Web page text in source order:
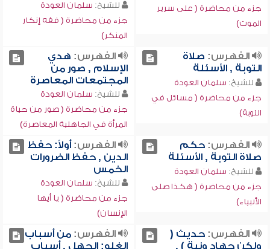
جزء من محاضرة ( على سرير
الموت)
للشيخ: سلمان العودة
جزء من محاضرة ( فقه إنكار
المنكر)
الفهرس: صلاة
التوبة , الأسئلة
للشيخ: سلمان العودة
جزء من محاضرة ( مسائل في
التوبة)
الفهرس: هدي
الإسلام , صور من
المجتمعات المعاصرة
للشيخ: سلمان العودة
جزء من محاضرة ( صور من حياة
المرأة في الجاهلية المعاصرة)
الفهرس:حكم
صلاة التوبة , الأسئلة
للشيخ: سلمان العودة
جزء من محاضرة ( هكذا صلى
الأنبياء)
الفهرس:أولاً: حفظ
الدين , حفظ الضرورات
الخمس
للشيخ: سلمان العودة
جزء من محاضرة ( يا أيها
الإنسان)
الفهرس:حديث (
ولكن جهاد ونية ) ,
الفهرس:من أسباب
الغلو: الجهل , أسباب